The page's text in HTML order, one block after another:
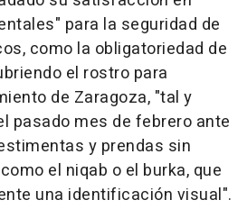
para la seguridad de
como la obligatoriedad de
el rostro para
de Zaragoza, "tal y
pasado mes de febrero ante
y prendas sin
el niqab o el burka, que
una identificación visual".